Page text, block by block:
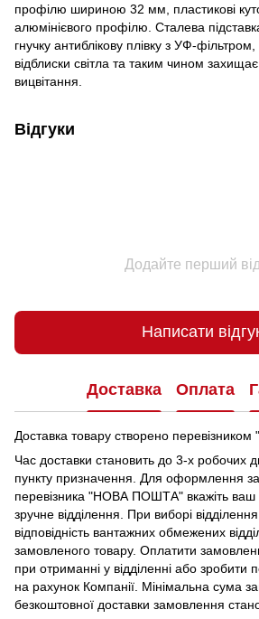
профілю шириною 32 мм, пластикові
алюмінієвого профілю. Сталева
гнучку антиблікову плівку з УФ-фільтром,
відблиски світла та таким чином захищає
вицвітання.
Відгуки
Додайте перший
Написати
Доставка Оплата
Доставка товару створено
Час доставки становить до 3-х робочих
пункту призначення. Для оформлення
перевізника "НОВА ПОШТА" вкажіть ваш
зручне відділення.
При виборі
відповідність вантажних обмежених
замовленого товару. Оплатити
при отриманні у відділенні або зробити
на рахунок Компанії. Мінімальна сума
безкоштовної доставки замовлення